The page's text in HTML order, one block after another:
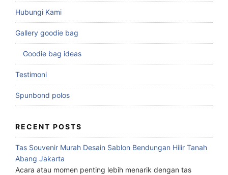
Hubungi Kami
Gallery goodie bag
Goodie bag ideas
Testimoni
Spunbond polos
RECENT POSTS
Tas Souvenir Murah Desain Sablon Bendungan Hilir Tanah
Abang Jakarta
Acara atau momen penting lebih menarik dengan tas